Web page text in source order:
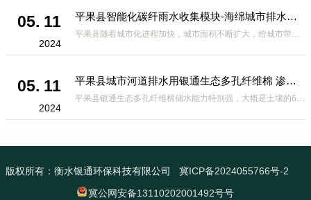
05. 11
2024
平果县智能化碳纤雨水收集模块-海绵城市排水蓄水系统的优选项
平果县随着城市化进程加快，城市面积不断扩大，给城市带来的问题也随之增加。其中之一就是水资源的短缺。雨水收集是一种解决城市水资源短缺的有效途径。在雨水收集技术中，智能化碳纤雨水收集模块的出现，为解决城市水资源
05. 11
2024
平果县城市河道排水用银通生态多孔纤维棉 渗透性好重量轻
平果县银通生态多孔纤维棉储水能力特别强，大概是土壤的6倍，所以在下暴雨或者是严重的雨雪天气时，能将降水量很好的吸收掉，到了天气晴朗之后又会将这些水分蒸发到空气中。这种材料在绿化环保上能起到很大的作用，能够大
版权所有：衡水银通环保科技有限公司
冀ICP备2024055766号-2
冀公网安备13110202001492号号